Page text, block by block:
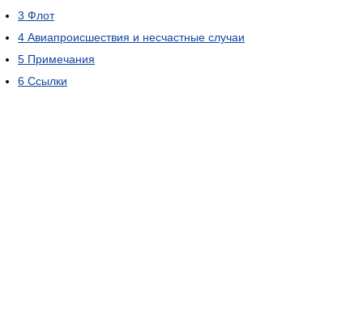
3 Флот
4 Авиапроисшествия и несчастные случаи
5 Примечания
6 Ссылки